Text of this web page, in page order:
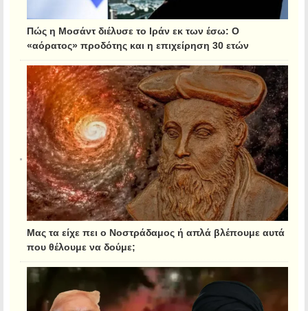
Πώς η Μοσάντ διέλυσε το Ιράν εκ των έσω: Ο
«αόρατος» προδότης και η επιχείρηση 30 ετών
Μας τα είχε πει ο Νοστράδαμος ή απλά βλέπουμε αυτά
που θέλουμε να δούμε;